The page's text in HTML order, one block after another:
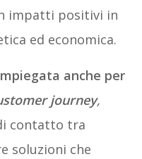
impatti positivi in
ed economica.
anche per
journey,
contatto tra
soluzioni che